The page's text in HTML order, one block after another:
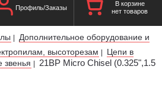
Профиль/Заказы
В корзине
нет товаров
|
Дополнительное оборудование и
высоторезам |
Цепи в
звенья |
21BP Micro Chisel (0.325",1.5